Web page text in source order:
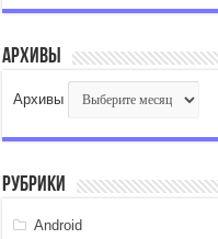
Архивы
Архивы
Рубрики
Android